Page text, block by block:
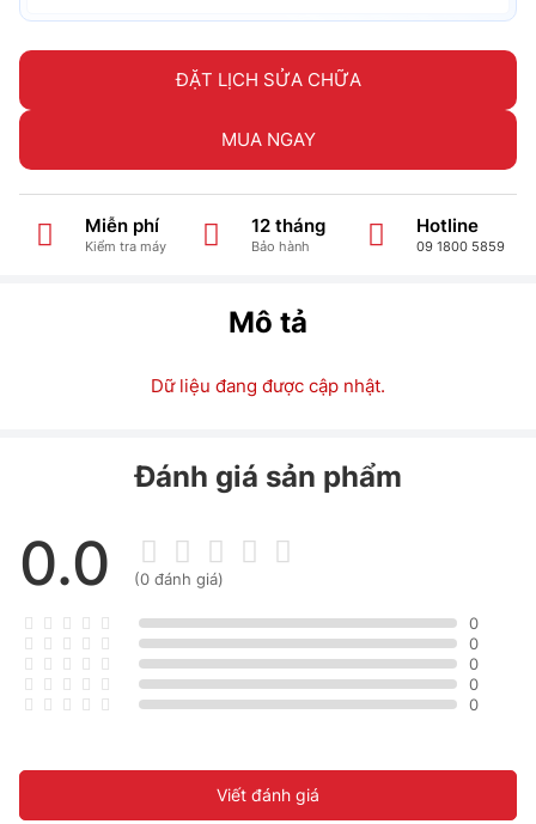
ĐẶT LỊCH SỬA CHỮA
MUA NGAY
Miễn phí
Kiểm tra máy
12 tháng
Bảo hành
Hotline
09 1800 5859
Mô tả
Dữ liệu đang được cập nhật.
Đánh giá sản phẩm
0.0 (0 đánh giá)
0
0
0
0
0
Viết đánh giá